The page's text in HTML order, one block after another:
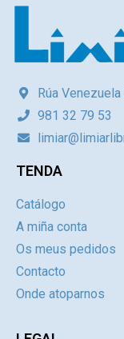
Rúa
981 32 79 53
TENDA
Catálogo
A miña conta
Os meus pedidos
Contacto
Onde atoparnos